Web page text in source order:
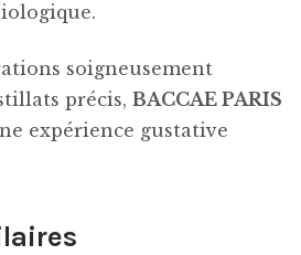
soigneusement
précis, BACCAE PARIS
expérience gustative